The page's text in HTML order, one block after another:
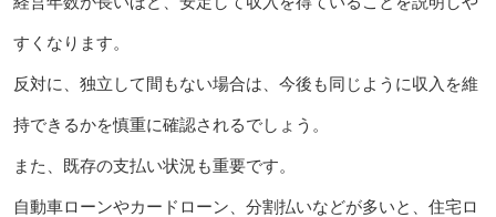
すくなります。
反対に、独立して間もない場合は、今後も同じように収入を維
持できるかを慎重に確認されるでしょう。
また、既存の支払い状況も重要です。
自動車ローンやカードローン、分割払いなどが多いと、住宅ロ